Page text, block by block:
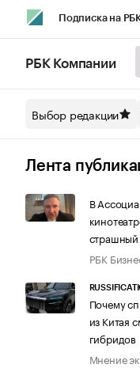
Подписка на
Спецпроекты
Технологии и
РБК Компании
Выбор редакции
Лента
В
страшный
РБК
Почему
из Китая
гибридов
Мнение